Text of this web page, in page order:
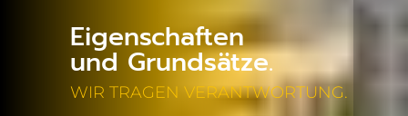
Eigenschaften
und Grundsätze.
WIR TRAGEN VERANTWORTUNG.